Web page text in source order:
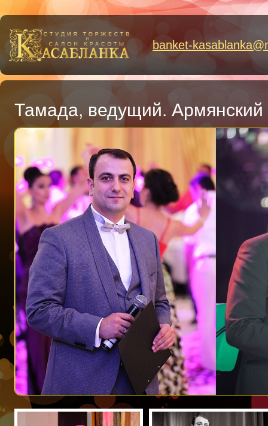
banket-kasablanka@
Тамада, ведущий. Армянский